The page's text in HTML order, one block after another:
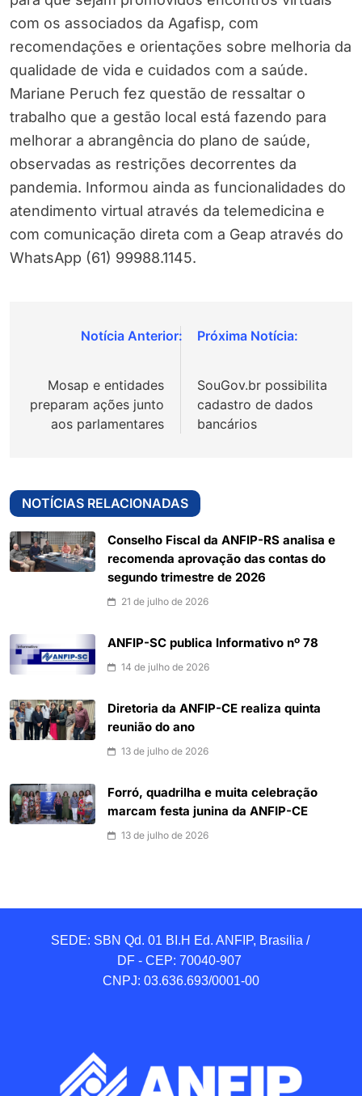
com os associados da Agafisp, com
recomendações e orientações sobre melhoria da
qualidade de vida e cuidados com a saúde.
Mariane Peruch fez questão de ressaltar o
trabalho que a gestão local está fazendo para
melhorar a abrangência do plano de saúde,
observadas as restrições decorrentes da
pandemia. Informou ainda as funcionalidades do
atendimento virtual através da telemedicina e
com comunicação direta com a Geap através do
WhatsApp (61) 99988.1145.
Navegação
Post
Mosap e entidades
preparam ações junto
aos parlamentares
SouGov.br possibilita
cadastro de dados
bancários
NOTÍCIAS RELACIONADAS
Conselho Fiscal da ANFIP-RS analisa e
recomenda aprovação das contas do
segundo trimestre de 2026
21 de julho de 2026
ANFIP-SC publica Informativo nº 78
14 de julho de 2026
Diretoria da ANFIP-CE realiza quinta
reunião do ano
13 de julho de 2026
Forró, quadrilha e muita celebração
marcam festa junina da ANFIP-CE
13 de julho de 2026
SEDE: SBN Qd. 01 BI.H Ed. ANFIP, Brasilia /
DF - CEP: 70040-907
CNPJ: 03.636.693/0001-00